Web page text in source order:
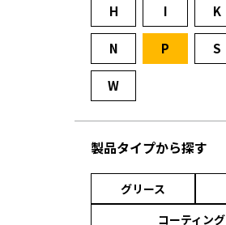
H I K
N P S
W
製品タイプから探す
グリース
コーティング